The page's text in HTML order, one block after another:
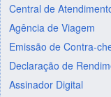
Central de
Agência de Viagem
Emissão de Contra-
Declaração de
Assinador Digital